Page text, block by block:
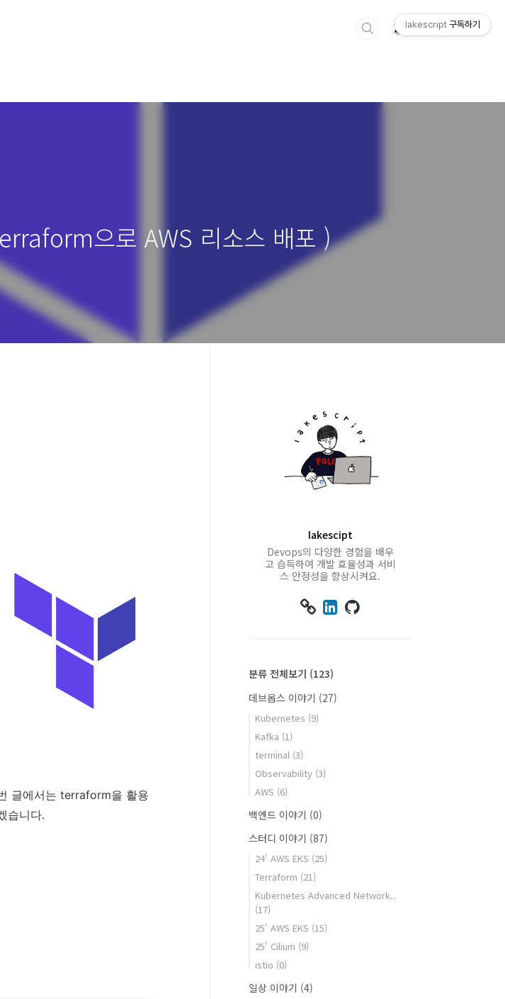
으로 AWS 리소스 배포 )
글에서는 terraform을 활용
습니다.
lakescipt
Devops의 다양한 경험을 배우
고 습득하여 개발 효율성과 서비
스 안정성을 향상시켜요.
  
분류 전체보기 (123)
데브옵스 이야기 (27)
Kubernetes (9)
Kafka (1)
terminal (3)
Observability (3)
AWS (6)
백엔드 이야기 (0)
스터디 이야기 (87)
24' AWS EKS (25)
Terraform (21)
Kubernetes Advanced Network..
(17)
25' AWS EKS (15)
25' Cilium (9)
istio (0)
일상 이야기 (4)
lakescript 구독하기